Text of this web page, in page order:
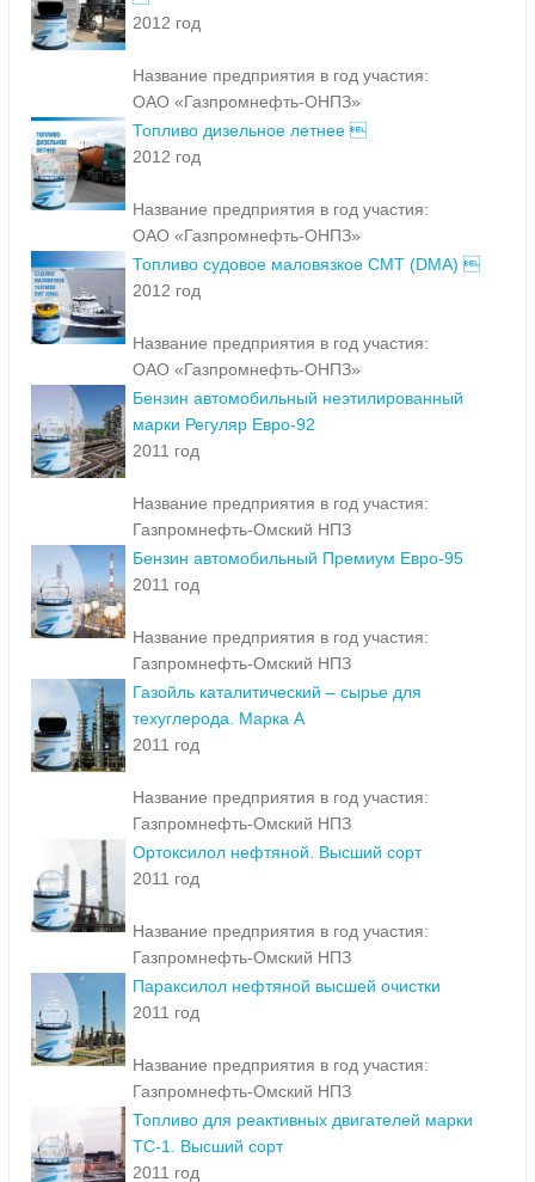
2012 год
Название предприятия в год участия:
ОАО «Газпромнефть-ОНПЗ»
Топливо дизельное летнее 
2012 год
Название предприятия в год участия:
ОАО «Газпромнефть-ОНПЗ»
Топливо судовое маловязкое СМТ (DMA) 
2012 год
Название предприятия в год участия:
ОАО «Газпромнефть-ОНПЗ»
Бензин автомобильный неэтилированный
марки Регуляр Евро-92
2011 год
Название предприятия в год участия:
Газпромнефть-Омский НПЗ
Бензин автомобильный Премиум Евро-95
2011 год
Название предприятия в год участия:
Газпромнефть-Омский НПЗ
Газойль каталитический – сырье для
техуглерода. Марка А
2011 год
Название предприятия в год участия:
Газпромнефть-Омский НПЗ
Ортоксилол нефтяной. Высший сорт
2011 год
Название предприятия в год участия:
Газпромнефть-Омский НПЗ
Параксилол нефтяной высшей очистки
2011 год
Название предприятия в год участия:
Газпромнефть-Омский НПЗ
Топливо для реактивных двигателей марки
ТС-1. Высший сорт
2011 год